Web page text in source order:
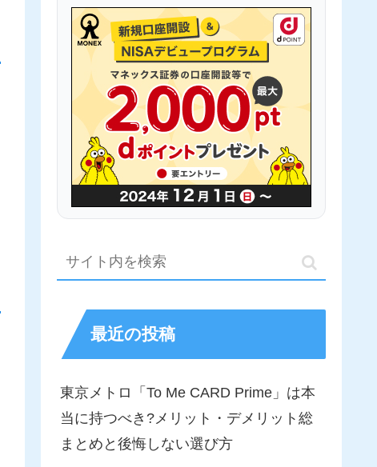
最近の投稿
東京メトロ「To Me CARD Prime」は本
当に持つべき?メリット・デメリット総
まとめと後悔しない選び方